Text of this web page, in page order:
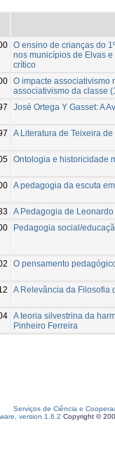
O ensino de crianças do
nos municípios de Elvas
crítico
O impacte associativismo
associativismo da classe
José Ortega Y Gasset: A
A Literatura de Teixeira
Ontologia e historicidade
A pedagogia da escuta
A Pedagogia de
Pedagogia social/
O pensamento
A Relevância da Filosofia
A teoria silvestrina da
Pinheiro Ferreira
Serviços de Ciência e
version 1.6.2 Copyright ©